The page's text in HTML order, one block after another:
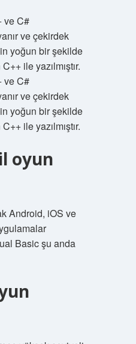
ve C#
ve çekirdek
yoğun bir şekilde
ile yazılmıştır.
ve C#
ve çekirdek
yoğun bir şekilde
ile yazılmıştır.
oyun
Android, iOS ve
Basic şu anda